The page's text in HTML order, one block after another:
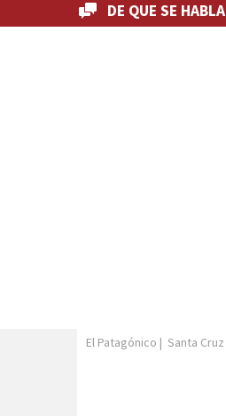
DE QUE SE HABLA
El Patagónico | Santa Cruz